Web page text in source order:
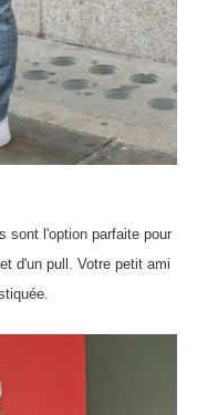
sont l'option parfaite pour
d'un pull. Votre petit ami